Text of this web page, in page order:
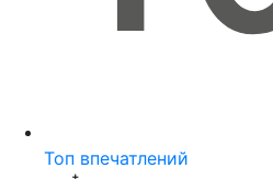
Топ впечатлений